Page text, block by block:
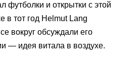
футболки и открытки с этой
в тот год Helmut Lang
вокруг обсуждали его
— идея витала в воздухе.